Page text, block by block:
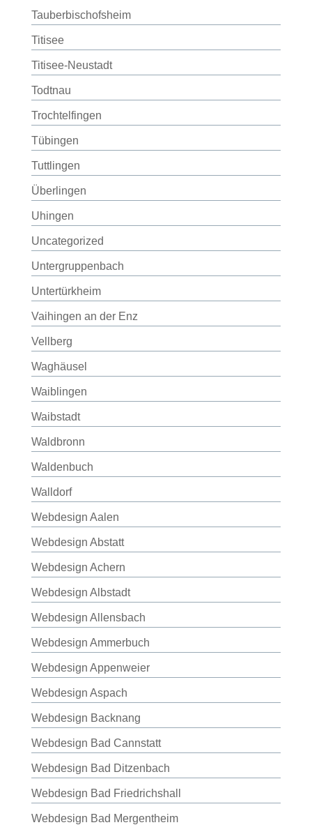
Tauberbischofsheim
Titisee
Titisee-Neustadt
Todtnau
Trochtelfingen
Tübingen
Tuttlingen
Überlingen
Uhingen
Uncategorized
Untergruppenbach
Untertürkheim
Vaihingen an der Enz
Vellberg
Waghäusel
Waiblingen
Waibstadt
Waldbronn
Waldenbuch
Walldorf
Webdesign Aalen
Webdesign Abstatt
Webdesign Achern
Webdesign Albstadt
Webdesign Allensbach
Webdesign Ammerbuch
Webdesign Appenweier
Webdesign Aspach
Webdesign Backnang
Webdesign Bad Cannstatt
Webdesign Bad Ditzenbach
Webdesign Bad Friedrichshall
Webdesign Bad Mergentheim